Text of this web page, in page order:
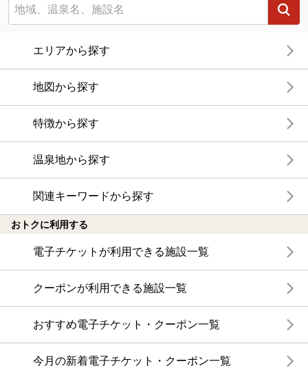
エリアから探す
地図から探す
特徴から探す
温泉地から探す
関連キーワードから探す
おトクに利用する
電子チケットが利用できる施設一覧
クーポンが利用できる施設一覧
おすすめ電子チケット・クーポン一覧
今月の新着電子チケット・クーポン一覧